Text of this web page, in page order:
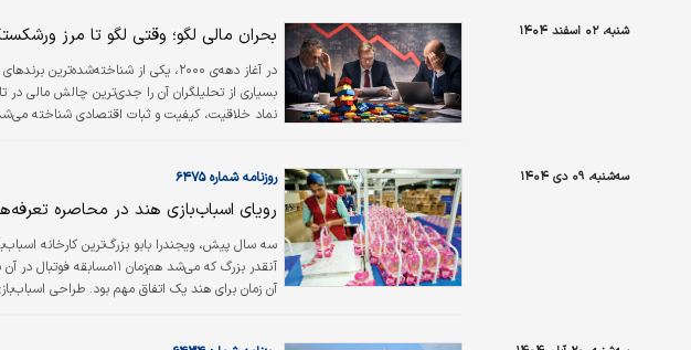
شنبه، ۰۲ اسفند ۱۴۰۴ بحران مالی لگو؛ وقتی لگو تا مرز
در آغاز دهه‌ی ۲۰۰۰، یکی از
بسیاری از تحلیلگران آن را جدی‌ترین چالش مالی در
نماد خلاقیت، کیفیت و ثبات اقتصادی شناخته
سه‌شنبه، ۰۹ دی ۱۴۰۴ روزنامه شماره ۶۴۷۵
رویای اسباب‌بازی هند در محاصره
سه سال پیش، ویجندرا بابو بزرگ‌ترین کارخانه
آنقدر بزرگ که می‌شد هم‌زمان
آن زمان برای هند یک اتفاق مهم بود. طراحی